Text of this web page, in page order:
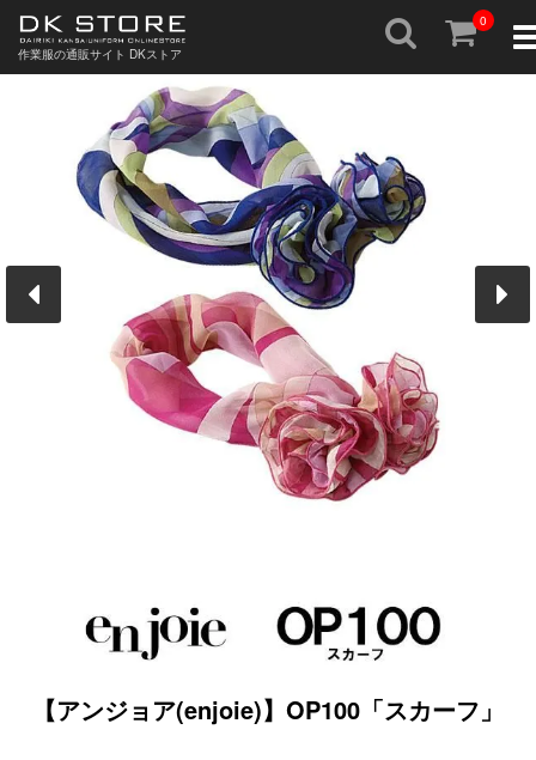
0
作業服の通販サイト DKストア
【アンジョア(enjoie)】OP100「スカーフ」